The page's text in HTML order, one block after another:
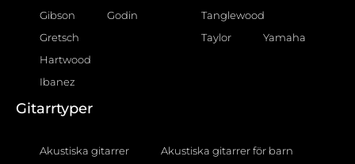
Gibson
Godin
Gretsch
Hartwood
Ibanez
Tanglewood
Taylor
Yamaha
Gitarrtyper
Akustiska gitarrer
Akustiska gitarrer för barn